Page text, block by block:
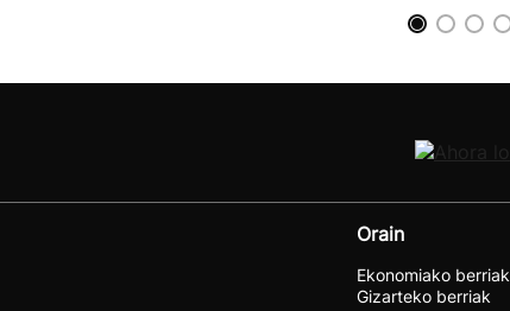
Orain
Ekonomiako berriak
Gizarteko berriak